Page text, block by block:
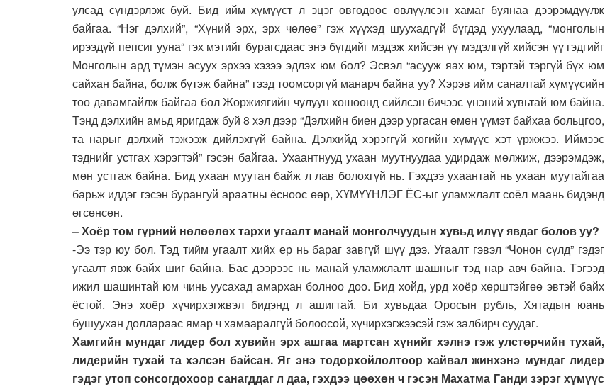
улсад сүндэрлэж буй. Бид ийм хүмүүст л эцэг өвгөдөөс өвлүүлсэн хамаг буянаа дээрэмдүүлж
байгаа. “Нэг дэлхий”, “Хүний эрх, эрх чөлөө” гэж хүүхэд шуухадгүй бүгдэд ухуулаад, “монголын
ирээдүй пепсиг ууна“ гэх мэтийг бурагсдаас энэ бүгдийг мэдэж хийсэн үү мэдэлгүй хийсэн үү гэдгийг
Монголын ард түмэн асуух эрхээ хэзээ эдлэх юм бол? Эсвэл “асууж яах юм, тэртэй тэргүй бүх юм
сайхан байна, болж бүтэж байна” гээд тоомсоргүй манарч байна уу? Хэрэв ийм саналтай хүмүүсийн
тоо давамгайлж байгаа бол Жоржиягийн чулуун хөшөөнд сийлсэн бичээс үнэний хувьтай юм байна.
Тэнд дэлхийн амьд яригдаж буй 8 хэл дээр “Дэлхийн биен дээр ургасан өмөн үүмэт байхаа больцгоо,
та нарыг дэлхий тэжээж дийлэхгүй байна. Дэлхийд хэрэггүй хогийн хүмүүс хэт үржжээ. Иймээс
тэднийг устгах хэрэгтэй” гэсэн байгаа. Ухаантнууд ухаан муутнуудаа удирдаж мөлжиж, дээрэмдэж,
мөн устгаж байна. Бид ухаан муутан байж л лав болохгүй нь. Гэхдээ ухаантай нь ухаан муутайгаа
барьж иддэг гэсэн бурангуй араатны ёсноос өөр, ХҮМҮҮНЛЭГ ЁС-ыг уламжлалт соёл маань бидэнд
өгсөнсөн.
– Хоёр том гүрний нөлөөлөх тархи угаалт манай монголчуудын хувьд илүү явдаг болов уу?
-Ээ тэр юу бол. Тэд тийм угаалт хийх ер нь бараг завгүй шүү дээ. Угаалт гэвэл “Чонон сүлд” гэдэг
угаалт явж байх шиг байна. Бас дээрээс нь манай уламжлалт шашныг тэд нар авч байна. Тэгээд
ижил шашинтай юм чинь уусахад амархан болноо доо. Бид хойд, урд хоёр хөрштэйгөө эвтэй байх
ёстой. Энэ хоёр хүчирхэгжвэл бидэнд л ашигтай. Би хувьдаа Оросын рубль, Хятадын юань
бушуухан доллараас ямар ч хамааралгүй болоосой, хүчирхэгжээсэй гэж залбирч суудаг.
Хамгийн мундаг лидер бол хувийн эрх ашгаа мартсан хүнийг хэлнэ гэж улстөрчийн тухай,
лидерийн тухай та хэлсэн байсан. Яг энэ тодорхойлолтоор хайвал жинхэнэ мундаг лидер
гэдэг утоп сонсогдохоор санагддаг л даа, гэхдээ цөөхөн ч гэсэн Махатма Ганди зэрэг хүмүүс